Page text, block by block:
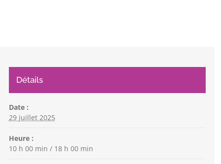
Détails
Date :
29 juillet 2025
Heure :
10 h 00 min / 18 h 00 min